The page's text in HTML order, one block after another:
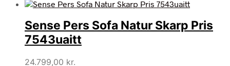
Sense Pers Sofa Natur Skarp Pris
7543uaitt
24.799,00 kr.